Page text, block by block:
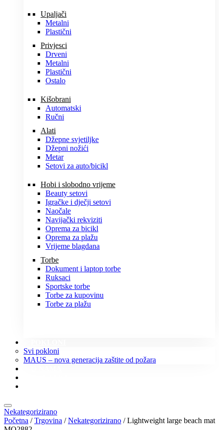
Upaljači
Metalni
Plastični
Privjesci
Drveni
Metalni
Plastični
Ostalo
Kišobrani
Automatski
Ručni
Alati
Džepne svjetiljke
Džepni nožići
Metar
Setovi za auto/bicikl
Hobi i slobodno vrijeme
Beauty setovi
Igračke i dječji setovi
Naočale
Navijački rekviziti
Oprema za bicikl
Oprema za plažu
Vrijeme blagdana
Torbe
Dokument i laptop torbe
Ruksaci
Sportske torbe
Torbe za kupovinu
Torbe za plažu
Svi pokloni
MAUS – nova generacija zaštite od požara
Nekategorizirano
Početna /Trgovina /Nekategorizirano / Lightweight large beach mat